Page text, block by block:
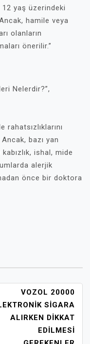
12 yaş üzerindeki
hamile veya
olanların
önerilir.”
Nelerdir?”,
rahatsızlıklarını
bazı yan
ishal, mide
alerjik
önce bir doktora
VOZOL 20000
SIGARA
ALIRKEN DIKKAT
EDILMESI